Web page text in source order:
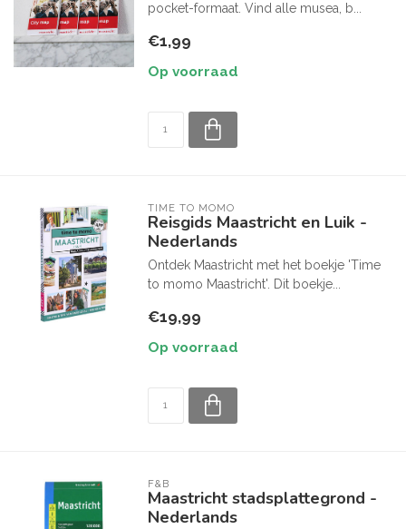
pocket-formaat. Vind alle musea, b...
€1,99
Op voorraad
TIME TO MOMO
Reisgids Maastricht en Luik -
Nederlands
Ontdek Maastricht met het boekje 'Time
to momo Maastricht'. Dit boekje...
€19,99
Op voorraad
F&B
Maastricht stadsplattegrond -
Nederlands